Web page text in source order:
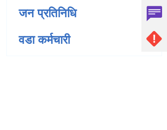
जन प्रतिनिधि
वडा कर्मचारी